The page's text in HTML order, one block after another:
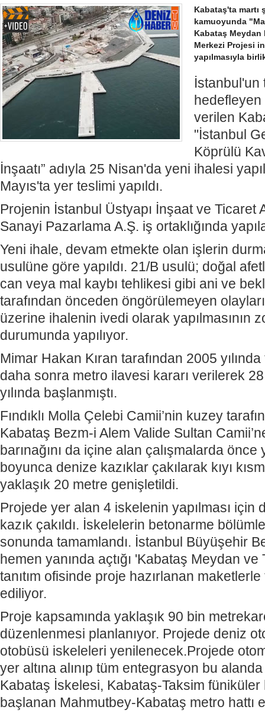
Kabataş'ta martı
kamuoyunda
Kabataş Meydan
Merkezi Projesi
yapılmasıyla
İstanbul'un
verilen
"İstanbul
Köprülü
İnşaatı” adıyla 25 Nisan'da yeni ihalesi
Mayıs'ta yer teslimi yapıldı.
Projenin İstanbul Üstyapı İnşaat ve Ticaret
Sanayi Pazarlama A.Ş. iş ortaklığında
Yeni ihale, devam etmekte olan işlerin
usulüne göre yapıldı. 21/B usulü; doğal
can veya mal kaybı tehlikesi gibi ani ve
tarafından önceden öngörülemeyen
üzerine ihalenin ivedi olarak yapılmasının
durumunda yapılıyor.
Mimar Hakan Kıran tarafından 2005
daha sonra metro ilavesi kararı verilerek
yılında başlanmıştı.
Fındıklı Molla Çelebi Camii’nin kuzey
Kabataş Bezm-i Alem Valide Sultan
barınağını da içine alan çalışmalarda
boyunca denize kazıklar çakılarak kıyı
yaklaşık 20 metre genişletildi.
Projede yer alan 4 iskelenin yapılması için
kazık çakıldı. İskelelerin betonarme
sonunda tamamlandı. İstanbul Büyüşehir
hemen yanında açtığı 'Kabataş Meydan
tanıtım ofisinde proje hazırlanan maketlerle
ediliyor.
Proje kapsamında yaklaşık 90 bin
düzenlenmesi planlanıyor. Projede deniz
otobüsü iskeleleri yenilenecek.Projede
yer altına alınıp tüm entegrasyon bu
Kabataş İskelesi, Kabataş-Taksim füniküler
başlanan Mahmutbey-Kabataş metro hattı